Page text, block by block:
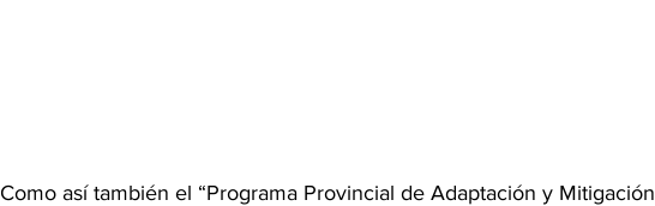
Como así también el “Programa Provincial de Adaptación y